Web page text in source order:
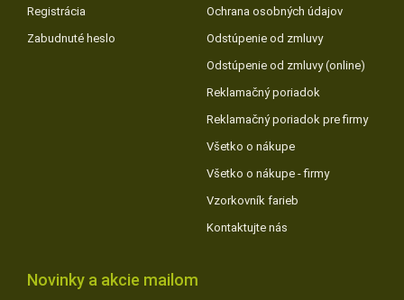
Registrácia
Zabudnuté heslo
Ochrana osobných údajov
Odstúpenie od zmluvy
Odstúpenie od zmluvy (online)
Reklamačný poriadok
Reklamačný poriadok pre firmy
Všetko o nákupe
Všetko o nákupe - firmy
Vzorkovník farieb
Kontaktujte nás
Novinky a akcie mailom